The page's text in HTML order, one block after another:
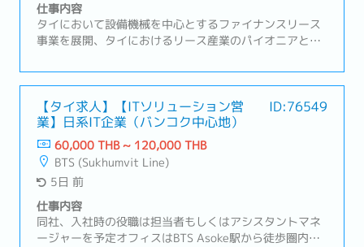
仕事内容
タイにおいて設備機械を中心とするファイナンスリース
事業を展開、タイにおけるリース産業のパイオニアとし
客様の利便性向上のために、各種ファイナンスサービス
の拡大を図っております。【業務内容】・新規および既
存顧客へのアプローチ（電話・メール・訪問）・日系企
業向けの営業・サポート業務・顧客ニーズのヒアリング
および最適なサービス・商品の提案・見積書の作成およ
び価格・契約条件の交渉・受注後の各種手続き（書類回
収、社内連携、納品までの進行管理）・顧客との関係構
築および継続的なフォローアップ・与信申請および関連
書類の作成・社内関係部署と顧客間の調整業務・売上目
標（KPI）の達成・顧客満足度の維持・向上および問題発
生時の迅速な対応
【タイ求人】【ITソリューション営
業】日系IT企業（バンコク中心地）
ID:76549
60,000 THB ~ 120,000 THB
BTS (Sukhumvit Line)
5日 前
仕事内容
同社、入社時の役職は担当者もしくはアシスタントマネ
ージャーを予定オフィスはBTS Asoke駅から徒歩圏内